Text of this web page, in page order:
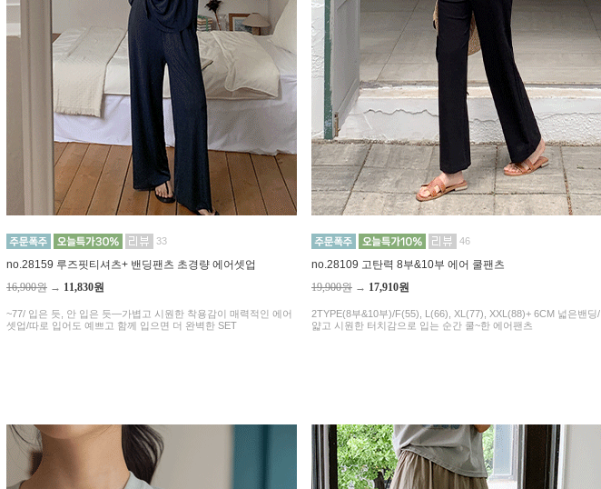
33
no.28159 루즈핏티셔츠+ 밴딩팬츠 초경량 에어셋업
16,900원 → 11,830원
~77/ 입은 듯, 안 입은 듯—가볍고 시원한 착용감이 매력적인 에어
셋업/따로 입어도 예쁘고 함께 입으면 더 완벽한 SET
46
no.28109 고탄력 8부&10부 에어 쿨팬츠
19,900원 → 17,910원
2TYPE(8부&10부)/F(55), L(66), XL(77), XXL(88)+ 6CM 넓은밴딩/
얇고 시원한 터치감으로 입는 순간 쿨~한 에어팬츠